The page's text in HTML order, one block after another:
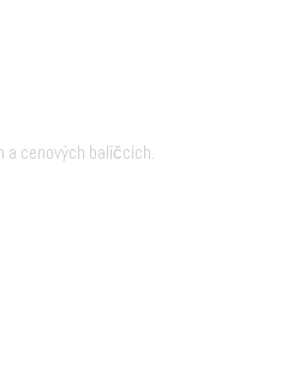
a cenových balíčcích.